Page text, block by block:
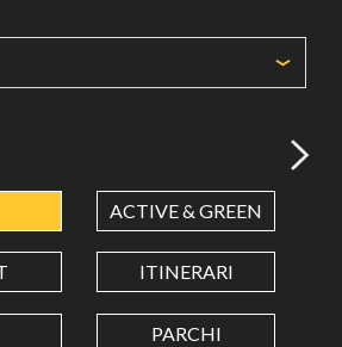
ACTIVE & GREEN
ITINERARI
PARCHI